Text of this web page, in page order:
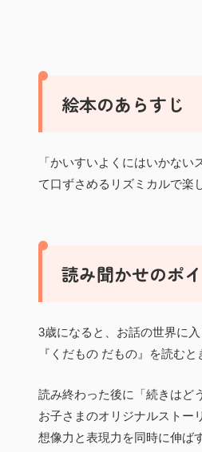
絵本のあらすじ
「かいすいよくにはいかな
て口ずさめるリズミカルで楽
読み聞かせのポ
3歳になると、お話の世界に
『くだもの だもの』を読む
読み終わった後に「続きはど
お子さまのオリジナルストー
想像力と表現力を同時に伸ば